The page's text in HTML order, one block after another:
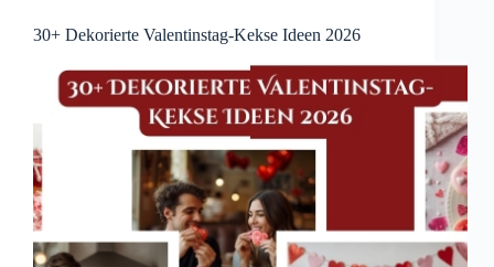
30+ Dekorierte Valentinstag-Kekse Ideen 2026